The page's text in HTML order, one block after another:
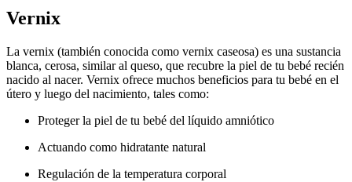
Vernix
La vernix (también conocida como vernix caseosa) es una sustancia
blanca, cerosa, similar al queso, que recubre la piel de tu bebé recién
nacido al nacer. Vernix ofrece muchos beneficios para tu bebé en el
útero y luego del nacimiento, tales como:
Proteger la piel de tu bebé del líquido amniótico
Actuando como hidratante natural
Regulación de la temperatura corporal